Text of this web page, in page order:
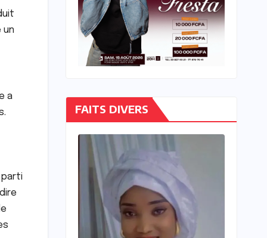
un
a
parti
FAITS DIVERS